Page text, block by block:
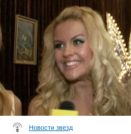
Новости звезд